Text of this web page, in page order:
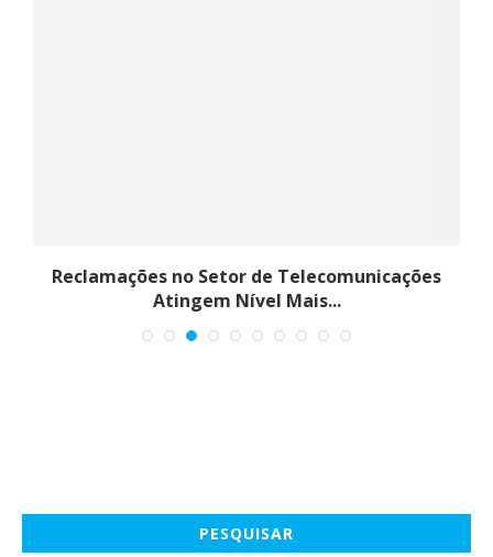
Reclamações no Setor de Telecomunicações
Atingem Nível Mais...
PESQUISAR